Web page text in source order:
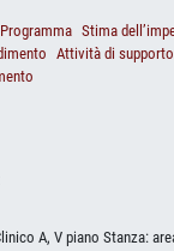
Programma Stima
Attività di supporto
A, V piano Stanza: